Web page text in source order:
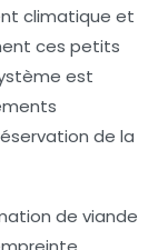
climatique et
ces petits
est
de la
de viande